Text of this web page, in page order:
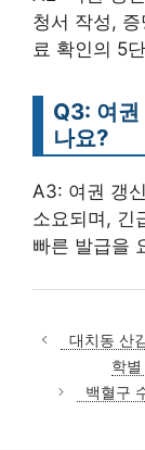
청서 작성,
료 확인의 5
Q3: 여권
나요?
A3: 여권 갱
소요되며, 긴
빠른 발급을
대치동 산
학
백혈구